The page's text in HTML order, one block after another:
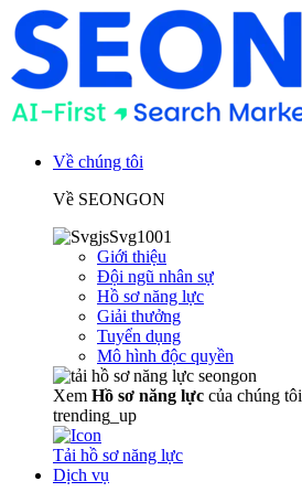
Về chúng tôi
Về SEONGON
Giới thiệu
Đội ngũ nhân sự
Hồ sơ năng lực
Giải thưởng
Tuyển dụng
Mô hình độc quyền
Xem Hồ sơ năng lực của chúng tôi
trending_up
Tải hồ sơ năng lực
Dịch vụ